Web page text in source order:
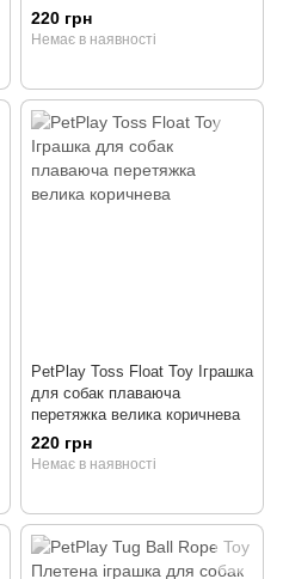
220 грн
Немає в наявності
PetPlay Toss Float Toy Іграшка
для собак плаваюча
перетяжка велика коричнева
220 грн
Немає в наявності